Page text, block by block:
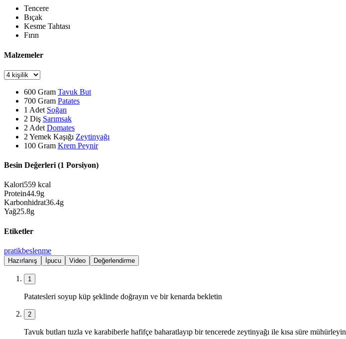
Tencere
Bıçak
Kesme Tahtası
Fırın
Malzemeler
600 Gram Tavuk But
700 Gram Patates
1 Adet Soğan
2 Diş Sarımsak
2 Adet Domates
2 Yemek Kaşığı Zeytinyağı
100 Gram Krem Peynir
Besin Değerleri (1 Porsiyon)
Kalori559 kcal
Protein44.9g
Karbonhidrat36.4g
Yağ25.8g
Etiketler
pratikbeslenme
Hazırlanış İpucu Video Değerlendirme
1
Patatesleri soyup küp şeklinde doğrayın ve bir kenarda bekletin
2
Tavuk butları tuzla ve karabiberle hafifçe baharatlayıp bir tencerede zeytinyağı ile kısa süre mühürleyin